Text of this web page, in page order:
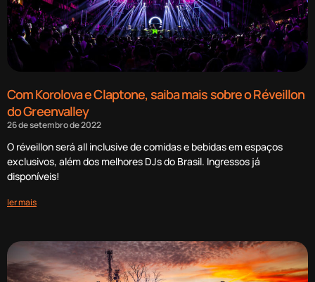
Com Korolova e Claptone, saiba mais sobre o Réveillon
do Greenvalley
26 de setembro de 2022
O réveillon será all inclusive de comidas e bebidas em espaços
exclusivos, além dos melhores DJs do Brasil. Ingressos já
disponíveis!
ler mais